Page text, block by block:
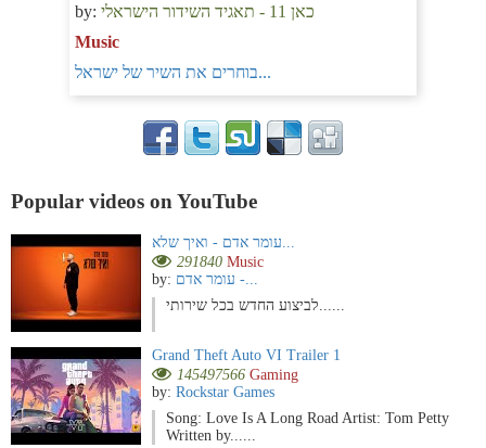
by:
כאן 11 - תאגיד השידור הישראלי
Music
בוחרים את השיר של ישראל...
Popular videos on YouTube
291840 Music
by:
עומר אדם -...
Grand Theft Auto VI Trailer 1
145497566 Gaming
by: Rockstar Games
Song: Love Is A Long Road Artist: Tom Petty
Written by......